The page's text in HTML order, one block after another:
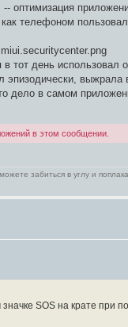
оптимизация
телефоном
тот день использовал
эпизодически,
дело в самом
в этом сообщении.
забиться в углу и
SOS на крате при